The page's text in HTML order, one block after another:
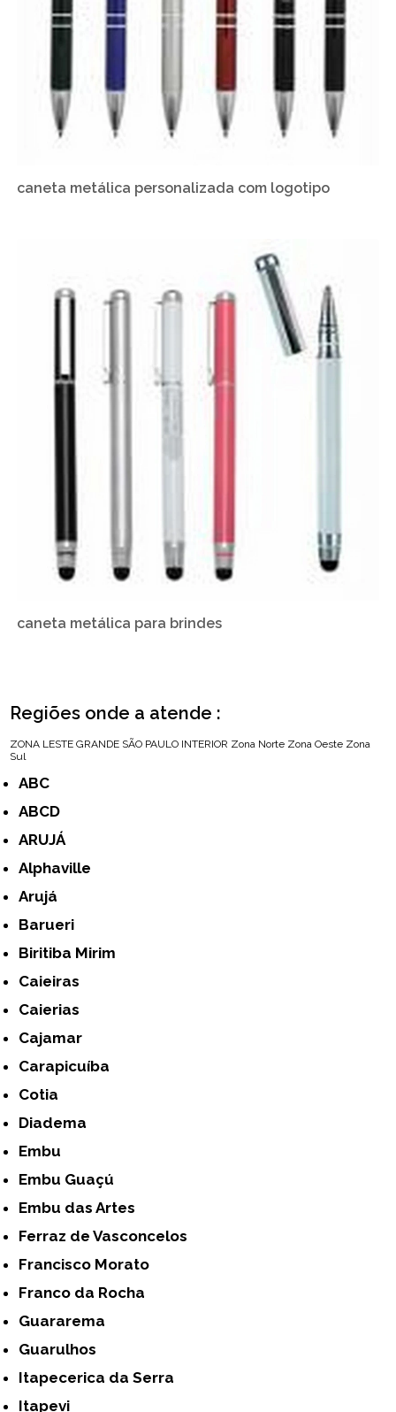
caneta metálica personalizada com logotipo
caneta metálica para brindes
Regiões onde a atende :
ZONA LESTE GRANDE SÃO PAULO INTERIOR Zona Norte Zona Oeste Zona
Sul
ABC
ABCD
ARUJÁ
Alphaville
Arujá
Barueri
Biritiba Mirim
Caieiras
Caierias
Cajamar
Carapicuíba
Cotia
Diadema
Embu
Embu Guaçú
Embu das Artes
Ferraz de Vasconcelos
Francisco Morato
Franco da Rocha
Guararema
Guarulhos
Itapecerica da Serra
Itapevi